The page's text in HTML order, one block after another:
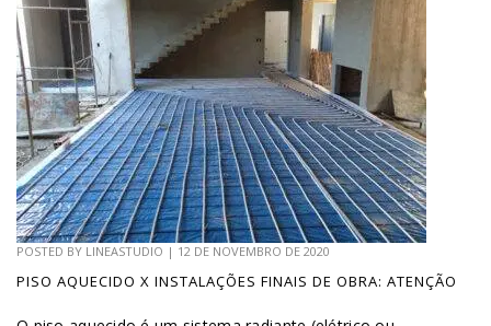
POSTED BY LINEASTUDIO | 12 DE NOVEMBRO DE 2020
PISO AQUECIDO X INSTALAÇÕES FINAIS DE OBRA: ATENÇÃO